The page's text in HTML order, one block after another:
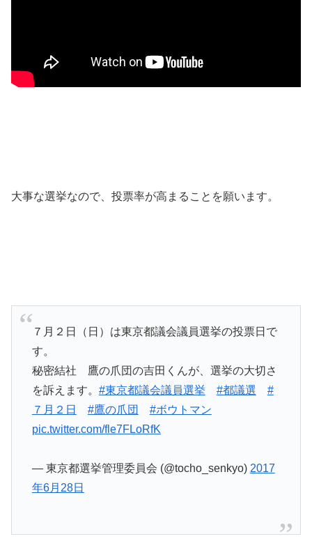
大事な選挙なので、投票率が高まることを願います。
７月２日（日）は東京都議会議員選挙の投票日で
す。
秘密結社 鷹の爪団の吉田くんが、選挙の大切さ
を訴えます。 #東京都議会議員選挙 #都議選
#
７月２日
#鷹の爪団
#ボウトマン
pic.twitter.com/fle7FLoRfK
— 東京都選挙管理委員会 (@tocho_senkyo) 2017
年6月28日